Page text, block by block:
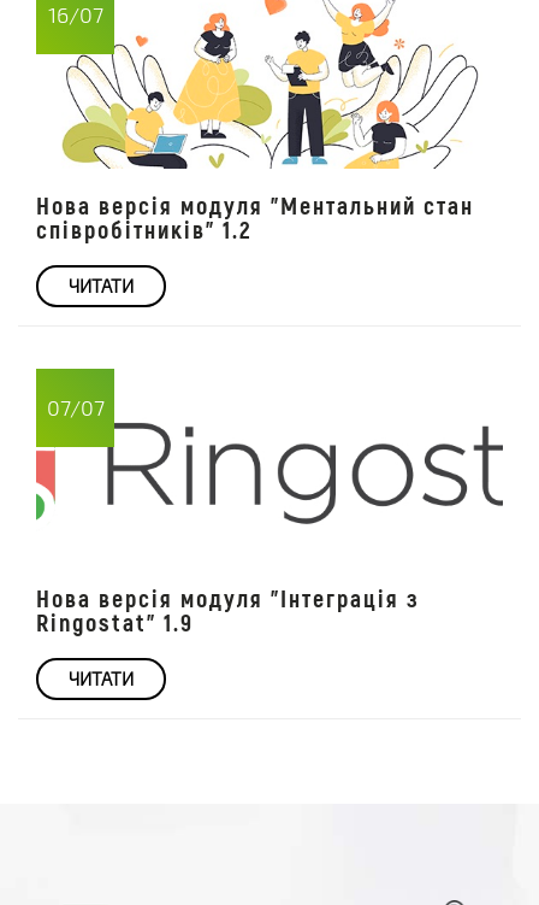
16/07
Нова версія модуля "Ментальний стан
співробітників" 1.2
ЧИТАТИ
07/07
Нова версія модуля "Інтеграція з
Ringostat" 1.9
ЧИТАТИ